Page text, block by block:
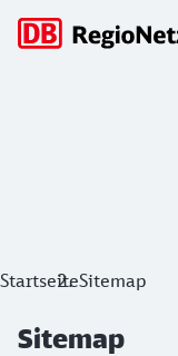
Hauptnavigation
Sitemap
StartseiteSitemap
Sitemap